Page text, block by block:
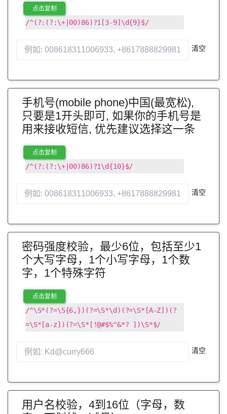
点击复制
/^(?:(?:\+|00)86)?1[3-9]\d{9}$/
清空
手机号(mobile phone)中国(最宽松),
只要是1开头即可, 如果你的手机号是
用来接收短信, 优先建议选择这一条
点击复制
/^(?:(?:\+|00)86)?1\d{10}$/
清空
密码强度校验，最少6位，包括至少1
个大写字母，1个小写字母，1个数
字，1个特殊字符
点击复制
/^\S*(?=\S{6,})(?=\S*\d)(?=\S*[A-Z])(?
=\S*[a-z])(?=\S*[!@#$%^&*? ])\S*$/
清空
用户名校验，4到16位（字母，数